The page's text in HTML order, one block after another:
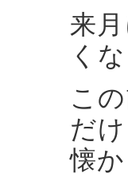
来
く
こ
だ
懐